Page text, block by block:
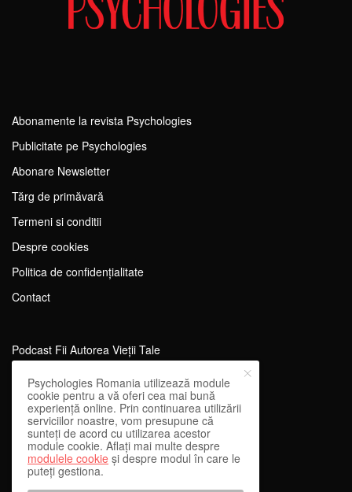
Abonamente la revista Psychologies
Publicitate pe Psychologies
Abonare Newsletter
Tărg de primăvară
Termeni si conditii
Despre cookies
Politica de confidențialitate
Contact
Podcast Fii Autorea Vieții Tale
Evenimente Fii Autoarea Vieții Tale!
SportEdu
Antrenament Mental pentru Sportivi
Learning Network
WEnough
Psychologies Romania utilizează module
cookie pentru a vă oferi cea mai bună
experiență online. Prin continuarea utilizării
serviciilor noastre, vom presupune că
sunteți de acord cu utilizarea acestor
module cookie. Aflați mai multe despre
modulele cookie și despre modul în care le
puteți gestiona.